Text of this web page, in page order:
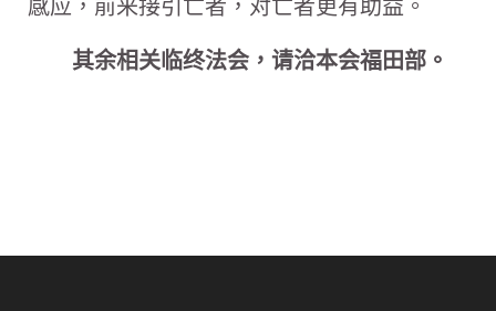
感应，前来接引亡者，对亡者更有助益。
其余相关临终法会，请洽本会福田部。